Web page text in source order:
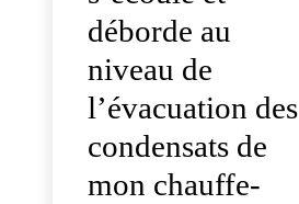
déborde au
niveau de
l’évacuation des
condensats de
mon chauffe-